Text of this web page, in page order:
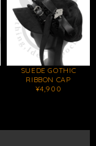
SUEDE GOTHIC
RIBBON CAP
¥4,900